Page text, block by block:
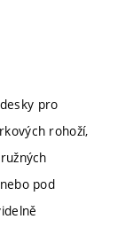
pro
rohoží,
pod